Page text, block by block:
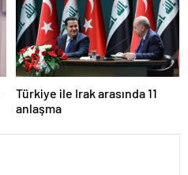
Türkiye ile Irak arasında 11
anlaşma